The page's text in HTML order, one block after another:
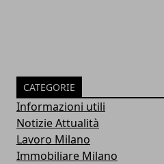
CATEGORIE
Informazioni utili
Notizie Attualità
Lavoro Milano
Immobiliare Milano